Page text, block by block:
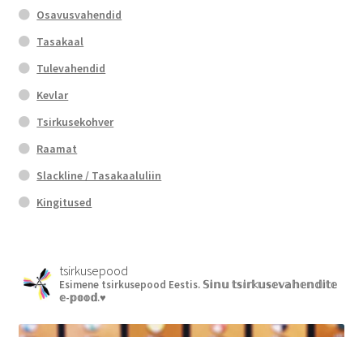
Osavusvahendid
Tasakaal
Tulevahendid
Kevlar
Tsirkusekohver
Raamat
Slackline / Tasakaaluliin
Kingitused
tsirkusepood
Esimene tsirkusepood Eestis. 𝕊𝕚𝕟𝕦 𝕥𝕤𝕚𝕣𝕜𝕦𝕤𝕖𝕧𝕒𝕙𝕖𝕟𝕕𝕚𝕥𝕖
𝕖-𝕡𝕠𝕠𝕕.♥︎